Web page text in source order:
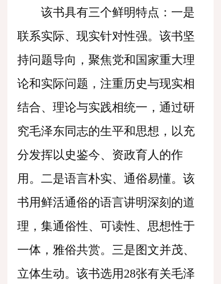
该书具有三个鲜明特点：一是
联系实际、现实针对性强。该书坚
持问题导向，聚焦党和国家重大理
论和实际问题，注重历史与现实相
结合、理论与实践相统一，通过研
究毛泽东同志的生平和思想，以充
分发挥以史鉴今、资政育人的作
用。二是语言朴实、通俗易懂。该
书用鲜活通俗的语言讲明深刻的道
理，集通俗性、可读性、思想性于
一体，雅俗共赏。三是图文并茂、
立体生动。该书选用28张有关毛泽